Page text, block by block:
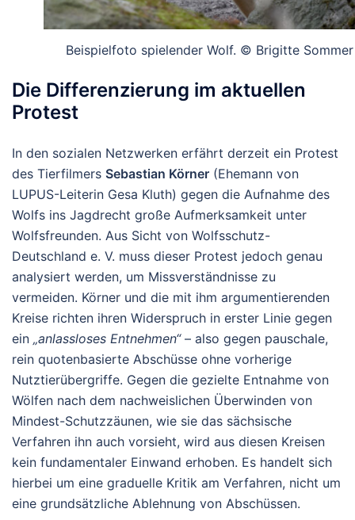
Beispielfoto spielender Wolf. © Brigitte Sommer
Die Differenzierung im aktuellen
Protest
In den sozialen Netzwerken erfährt derzeit ein Protest
des Tierfilmers Sebastian Körner (Ehemann von
LUPUS-Leiterin Gesa Kluth) gegen die Aufnahme des
Wolfs ins Jagdrecht große Aufmerksamkeit unter
Wolfsfreunden. Aus Sicht von Wolfsschutz-
Deutschland e. V. muss dieser Protest jedoch genau
analysiert werden, um Missverständnisse zu
vermeiden. Körner und die mit ihm argumentierenden
Kreise richten ihren Widerspruch in erster Linie gegen
ein „anlassloses Entnehmen“– also gegen pauschale,
rein quotenbasierte Abschüsse ohne vorherige
Nutztierübergriffe. Gegen die gezielte Entnahme von
Wölfen nach dem nachweislichen Überwinden von
Mindest-Schutzzäunen, wie sie das sächsische
Verfahren ihn auch vorsieht, wird aus diesen Kreisen
kein fundamentaler Einwand erhoben. Es handelt sich
hierbei um eine graduelle Kritik am Verfahren, nicht um
eine grundsätzliche Ablehnung von Abschüssen.